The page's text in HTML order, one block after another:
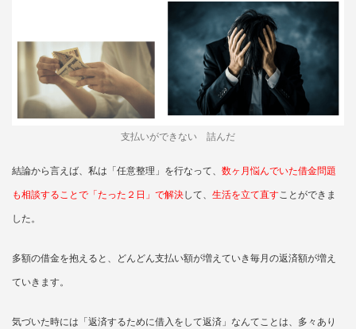
支払いができない 詰んだ
結論から言えば、私は「任意整理」を行なって、 数ヶ月悩んでいた借金問題
も相談することで「たった２日」で解決して、 生活を立て直すことができま
した。
多額の借金を抱えると、どんどん支払い額が増えていき毎月の返済額が増え
ていきます。
気づいた時には「返済するために借入をして返済」なんてことは、多々あり